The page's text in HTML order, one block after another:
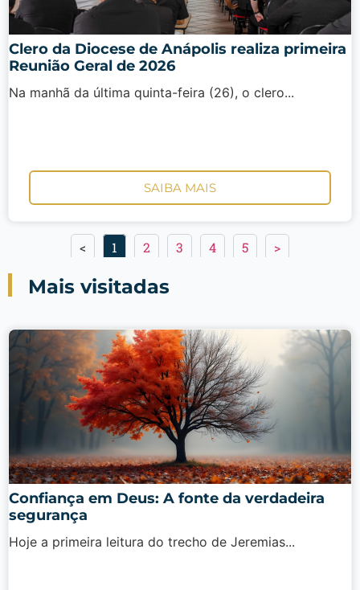
Clero da Diocese de Anápolis realiza primeira
Reunião Geral de 2026
Na manhã da última quinta-feira (26), o clero...
SAIBA MAIS
< 1 2 3 4 5 >
Mais visitadas
Confiança em Deus: A fonte da verdadeira
segurança
Hoje a primeira leitura do trecho de Jeremias...